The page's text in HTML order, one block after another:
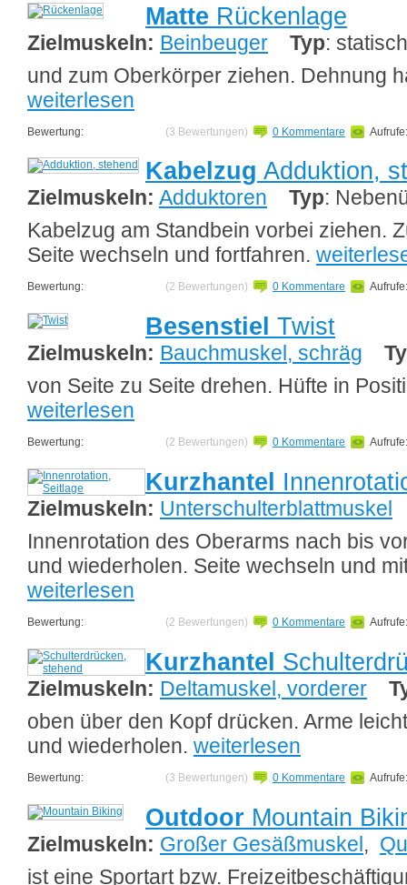
Matte Rückenlage
Zielmuskeln: Beinbeuger Typ: statisch
und zum Oberkörper ziehen. Dehnung
weiterlesen
Bewertung: (3 Bewertungen) 0 Kommentare
Kabelzug Adduktion,
Zielmuskeln: Adduktoren Typ:
Kabelzug am Standbein vorbei ziehen.
Seite wechseln und fortfahren.
Bewertung: (2 Bewertungen) 0 Kommentare
Besenstiel Twist
Zielmuskeln: Bauchmuskel, schräg
von Seite zu Seite drehen. Hüfte in
weiterlesen
Bewertung: (2 Bewertungen) 0 Kommentare
Kurzhantel
Zielmuskeln: Unterschulterblattmuskel
Innenrotation des Oberarms nach bis
und wiederholen. Seite wechseln und
weiterlesen
Bewertung: (2 Bewertungen) 0 Kommentare
Kurzhantel
Zielmuskeln: Deltamuskel, vorderer
oben über den Kopf drücken. Arme
und wiederholen. weiterlesen
Bewertung: (3 Bewertungen) 0 Kommentare
Outdoor Mountain
Zielmuskeln: Großer Gesäßmuskel,
ist eine Sportart bzw.